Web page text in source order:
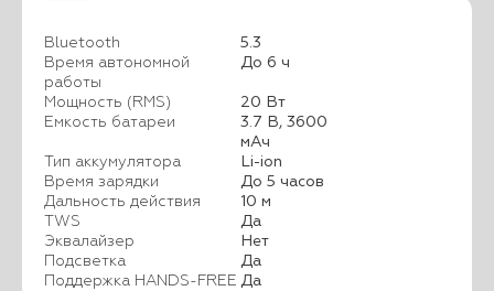
Bluetooth
5.3
Время автономной
работы
До 6 ч
Мощность (RMS)
20 Вт
Емкость батареи
3.7 В, 3600
мАч
Тип аккумулятора
Li-ion
Время зарядки
До 5 часов
Дальность действия
10 м
TWS
Да
Эквалайзер
Нет
Подсветка
Да
Поддержка HANDS-FREE Да